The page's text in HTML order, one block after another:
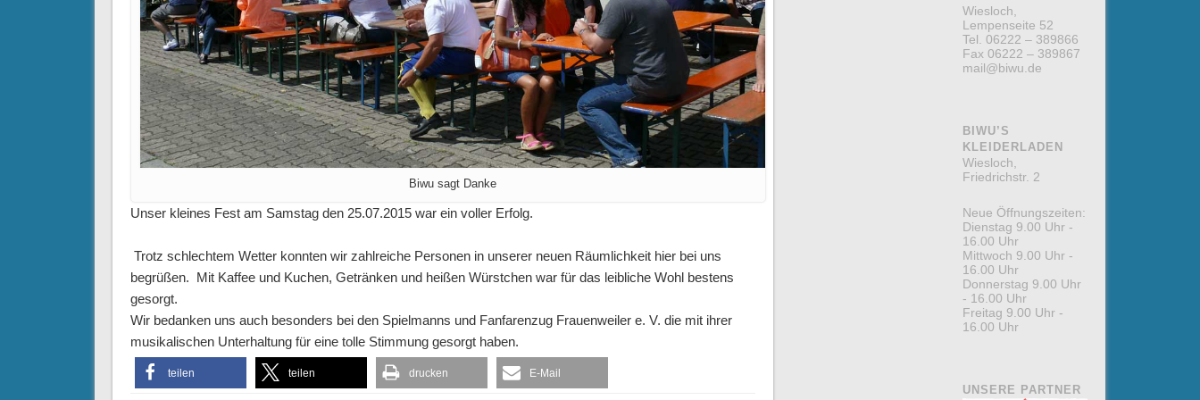
Biwu sagt Danke
Unser kleines Fest am Samstag den 25.07.2015 war ein voller Erfolg.
Trotz schlechtem Wetter konnten wir zahlreiche Personen in unserer neuen Räumlichkeit hier bei uns
begrüßen. Mit Kaffee und Kuchen, Getränken und heißen Würstchen war für das leibliche Wohl bestens
gesorgt.
Wir bedanken uns auch besonders bei den Spielmanns und Fanfarenzug Frauenweiler e. V. die mit ihrer
musikalischen Unterhaltung für eine tolle Stimmung gesorgt haben.
teilen teilen drucken E-Mail
Wiesloch,
Lempenseite 52
Tel. 06222 – 389866
Fax 06222 – 389867
mail@biwu.de
BIWU’S
KLEIDERLADEN
Wiesloch,
Friedrichstr. 2
Neue Öffnungszeiten:
Dienstag 9.00 Uhr -
16.00 Uhr
Mittwoch 9.00 Uhr -
16.00 Uhr
Donnerstag 9.00 Uhr
- 16.00 Uhr
Freitag 9.00 Uhr -
16.00 Uhr
UNSERE PARTNER